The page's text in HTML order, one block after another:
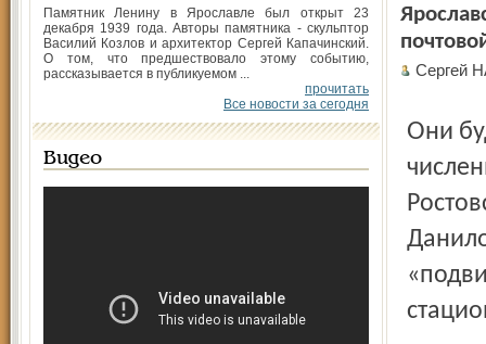
Памятник Ленину в Ярославле был открыт 23
декабря 1939 года. Авторы памятника - скульптор
Василий Козлов и архитектор Сергей Капачинский.
О том, что предшествовало этому событию,
рассказывается в публикуемом ...
прочитать
Все новости за сегодня
Видео
Сергей
Они будут обслуживать сельские населенные пункты с